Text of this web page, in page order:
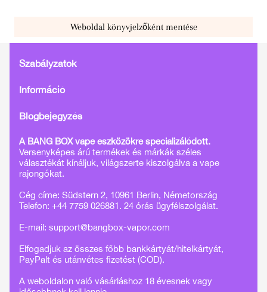
Weboldal könyvjelzőként mentése
Szabályzatok
Információ
Blogbejegyzés
A BANG BOX vape eszközökre specializálódott.
Versenyképes árú termékek és márkák széles
választékát kínáljuk, világszerte kiszolgálva a vape
rajongókat.
Cég címe: Südstern 2, 10961 Berlin, Németország
Telefon: +44 7759 026881. 24 órás ügyfélszolgálat.
E-mail: support@bangbox-vapor.com
Elfogadjuk az összes főbb bankkártyát/hitelkártyát,
PayPalt és utánvétes fizetést (COD).
A weboldalon való vásárláshoz 18 évesnek vagy